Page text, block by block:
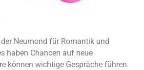
Neumond für Romantik und
haben Chancen auf neue
können wichtige Gespräche führen.